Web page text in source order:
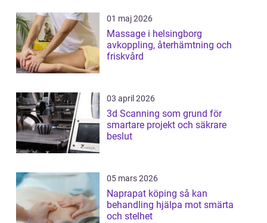
01 maj 2026
Massage i helsingborg
avkoppling, återhämtning och
friskvård
03 april 2026
3d Scanning som grund för
smartare projekt och säkrare
beslut
05 mars 2026
Naprapat köping så kan
behandling hjälpa mot smärta
och stelhet